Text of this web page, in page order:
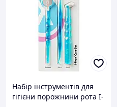
Набір інструментів для
гігієни порожнини рота I-